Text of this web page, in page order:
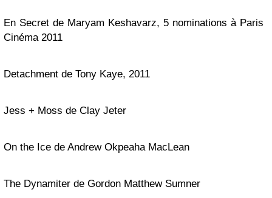
En Secret de Maryam Keshavarz, 5 nominations à Paris
Cinéma 2011
Detachment de Tony Kaye, 2011
Jess + Moss de Clay Jeter
On the Ice de Andrew Okpeaha MacLean
The Dynamiter de Gordon Matthew Sumner